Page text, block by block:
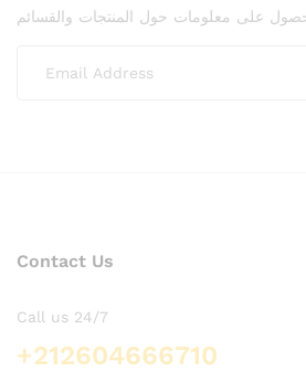
على معلومات حول المنتجات والقسائم
Contact Us
Call us 24/7
+212604666710